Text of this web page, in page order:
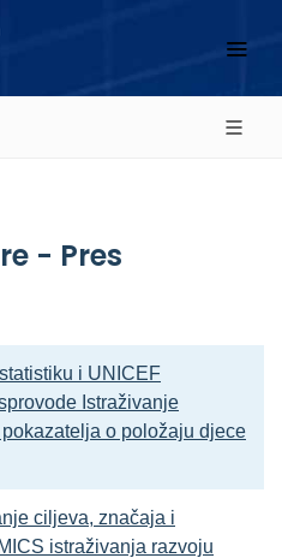
- Pres
i UNICEF
Istraživanje
o položaju djece
ciljeva, značaja i
istraživanja razvoju